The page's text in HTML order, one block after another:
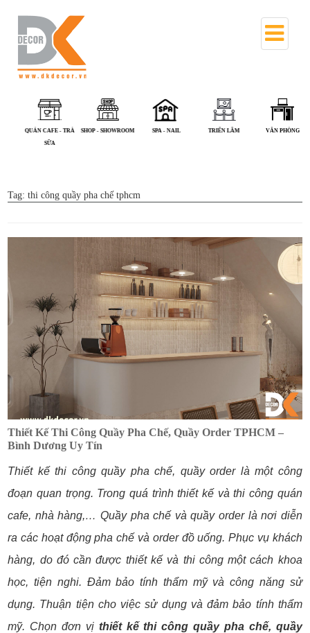
QUÁN CAFE - TRÀ
SHOP - SHOWROOM SPA - NAIL TRIỂN LÃM VĂN PHÒNG
Tag:thi công quầy pha chế tphcm
Thiết Kế Thi Công Quầy Pha Chế, Quầy Order TPHCM –
Bình Dương Uy Tín
Thiết kế thi công quầy pha chế, quầy order là một công
đoạn quan trọng. Trong quá trình thiết kế và thi công quán
cafe, nhà hàng,… Quầy pha chế và quầy order là nơi diễn
ra các hoạt động pha chế và order đồ uống. Phục vụ khách
hàng, do đó cần được thiết kế và thi công một cách khoa
học, tiện nghi. Đảm bảo tính thẩm mỹ và công năng sử
dụng. Thuận tiện cho việc sử dụng và đảm bảo tính thẩm
mỹ. Chọn đơn vị thiết kế thi công quầy pha chế, quầy